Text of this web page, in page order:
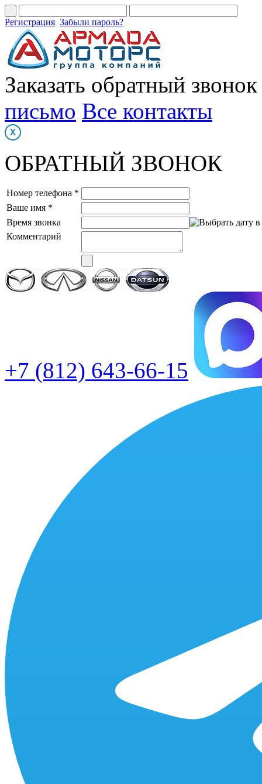
Регистрация Забыли пароль?
Заказать обратный звонок
письмо Все контакты
ОБРАТНЫЙ ЗВОНОК
Номер телефона *
Ваше имя *
Время звонка
Комментарий
+7 (812) 643-66-15